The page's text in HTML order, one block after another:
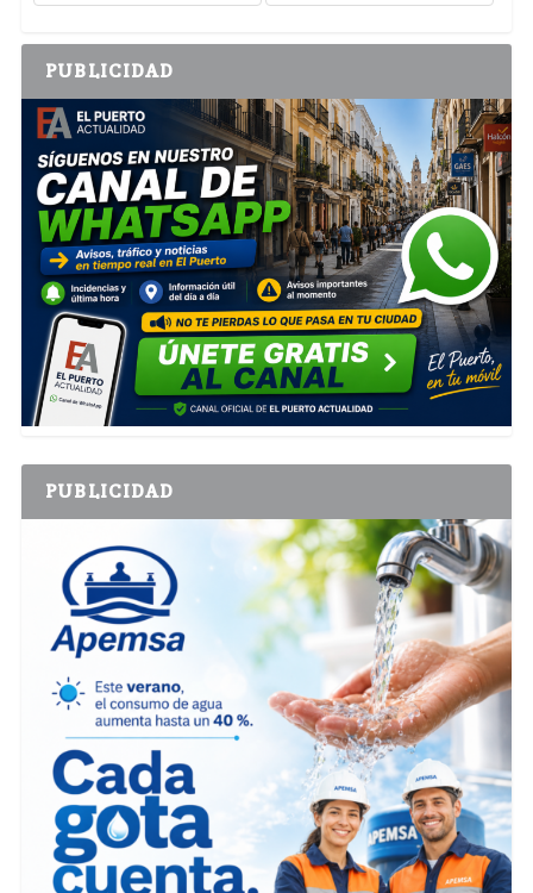
PUBLICIDAD
PUBLICIDAD